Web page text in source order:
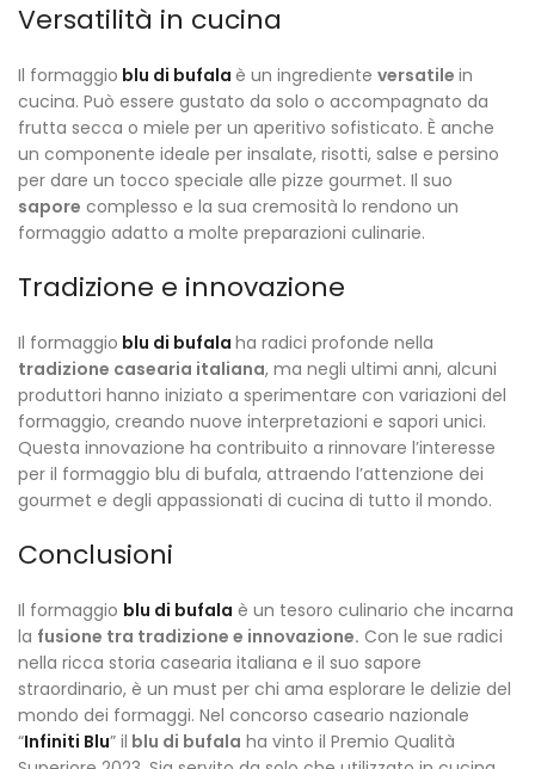
Versatilità in cucina
Il formaggio blu di bufala è un ingrediente versatile in
cucina. Può essere gustato da solo o accompagnato da
frutta secca o miele per un aperitivo sofisticato. È anche
un componente ideale per insalate, risotti, salse e persino
per dare un tocco speciale alle pizze gourmet. Il suo
sapore complesso e la sua cremosità lo rendono un
formaggio adatto a molte preparazioni culinarie.
Tradizione e innovazione
Il formaggio blu di bufala ha radici profonde nella
tradizione casearia italiana, ma negli ultimi anni, alcuni
produttori hanno iniziato a sperimentare con variazioni del
formaggio, creando nuove interpretazioni e sapori unici.
Questa innovazione ha contribuito a rinnovare l’interesse
per il formaggio blu di bufala, attraendo l’attenzione dei
gourmet e degli appassionati di cucina di tutto il mondo.
Conclusioni
Il formaggio blu di bufala è un tesoro culinario che incarna
la fusione tra tradizione e innovazione. Con le sue radici
nella ricca storia casearia italiana e il suo sapore
straordinario, è un must per chi ama esplorare le delizie del
mondo dei formaggi. Nel concorso caseario nazionale
“Infiniti Blu” il blu di bufala ha vinto il Premio Qualità